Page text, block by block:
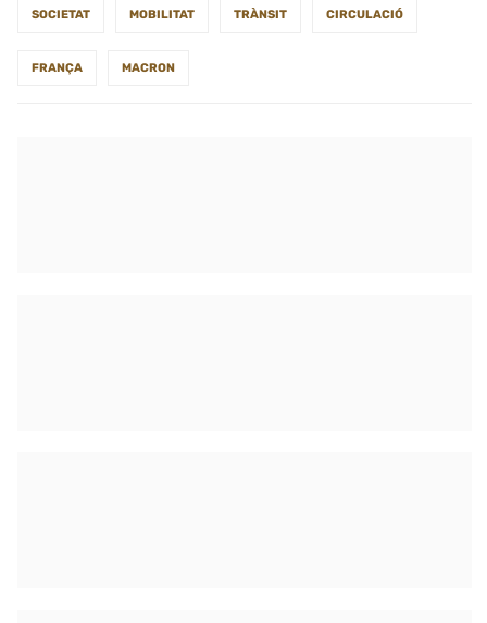
SOCIETAT MOBILITAT TRÀNSIT CIRCULACIÓ
FRANÇA MACRON